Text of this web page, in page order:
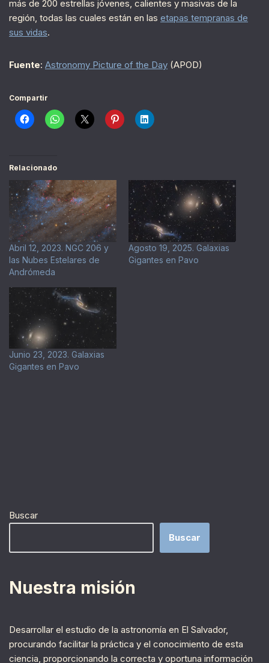
más de 200 estrellas jóvenes, calientes y masivas de la
región, todas las cuales están en las etapas tempranas de
sus vidas.
Fuente: Astronomy Picture of the Day (APOD)
Compartir
Relacionado
Abril 12, 2023. NGC 206 y
las Nubes Estelares de
Andrómeda
Agosto 19, 2025. Galaxias
Gigantes en Pavo
Junio 23, 2023. Galaxias
Gigantes en Pavo
Buscar
Buscar
Nuestra misión
Desarrollar el estudio de la astronomía en El Salvador,
procurando facilitar la práctica y el conocimiento de esta
ciencia, proporcionando la correcta y oportuna información